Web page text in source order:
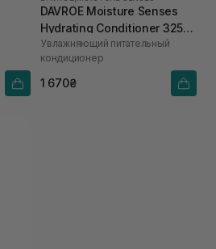
DAVROE Moisture Senses
Hydrating Conditioner 325
мл
Увлажняющий питательный
кондиционер
1 670₴